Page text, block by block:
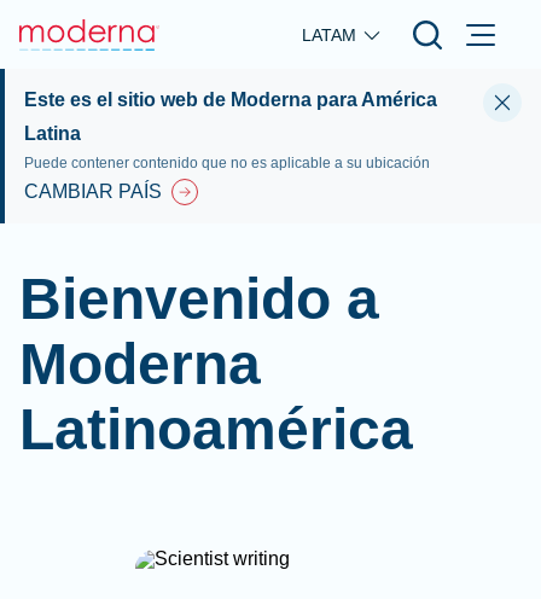
Skip to main content
LATAM
Este es el sitio web de Moderna para América
Latina
Puede contener contenido que no es aplicable a su ubicación
CAMBIAR PAÍS
Bienvenido a
Moderna
Latinoamérica